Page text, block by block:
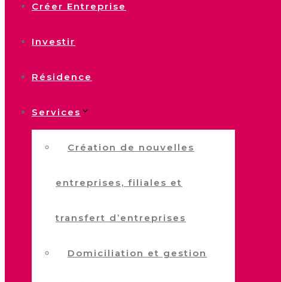
Créer Entreprise
Investir
Résidence
Services
Création de nouvelles
entreprises, filiales et
transfert d’entreprises
Domiciliation et gestion